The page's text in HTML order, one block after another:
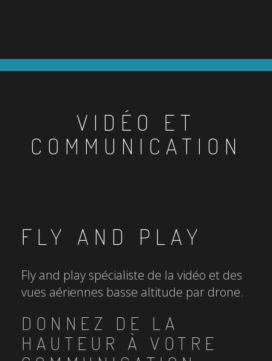
VIDÉO ET
COMMUNICATION
FLY AND PLAY
Fly and play spécialiste de la vidéo et des
vues aériennes basse altitude par drone.
DONNEZ DE LA
HAUTEUR À VOTRE